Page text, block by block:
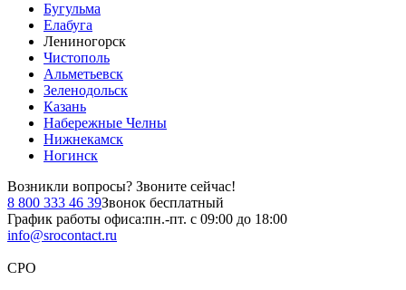
Бугульма
Елабуга
Лениногорск
Чистополь
Альметьевск
Зеленодольск
Казань
Набережные Челны
Нижнекамск
Ногинск
Возникли вопросы? Звоните сейчас!
8 800 333 46 39Звонок бесплатный
График работы офиса:пн.-пт. с 09:00 до 18:00
info@srocontact.ru
СРО